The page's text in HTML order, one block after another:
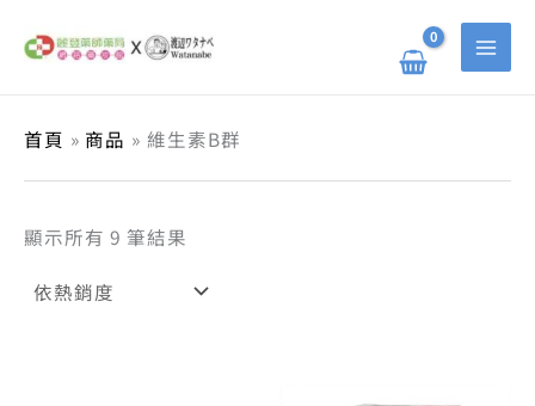
首頁
商品 維生素B群
顯示所有 9 筆結果
銷
度
尋
鍵